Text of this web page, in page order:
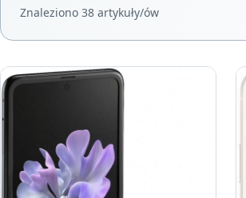
Znaleziono 38 artykuły/ów